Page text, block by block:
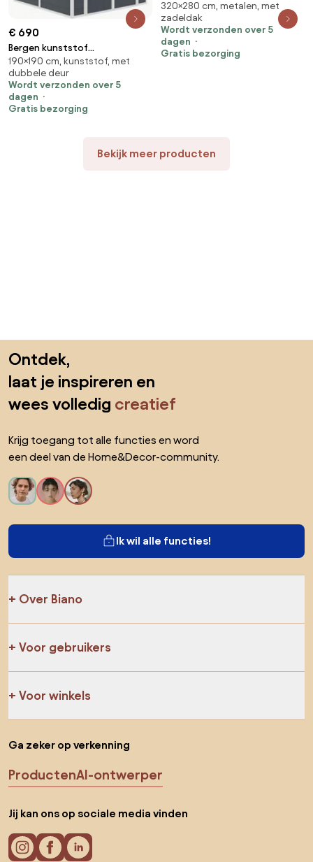
€ 690
Bergen kunststof
gereedschapshuisje 1,9 x 1,9 m
CoverTech antraciet
190×190 cm, kunststof, met
dubbele deur
Wordt verzonden over 5
dagen
Gratis bezorging
gereedschapshuis 2,8 x 3,2 m
Winkel Boss houtachtig
320×280 cm, metalen, met
zadeldak
Wordt verzonden over 5
dagen
Gratis bezorging
Bekijk meer producten
Ontdek,
laat je inspireren en
wees volledig creatief
Krijg toegang tot alle functies en word
een deel van de Home&Decor-community.
Ik wil alle functies!
Over Biano
Voor gebruikers
Voor winkels
Ga zeker op verkenning
ProductenAI-ontwerper
Jij kan ons op sociale media vinden